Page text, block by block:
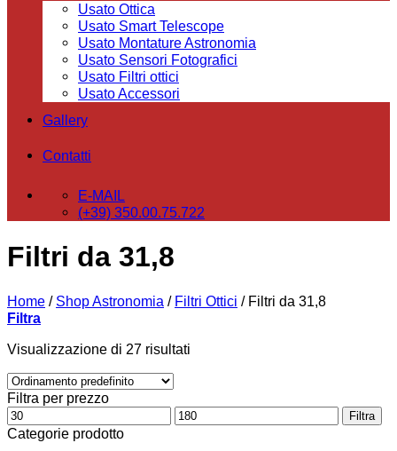
Usato Ottica
Usato Smart Telescope
Usato Montature Astronomia
Usato Sensori Fotografici
Usato Filtri ottici
Usato Accessori
Gallery
Contatti
E-MAIL
(+39) 350.00.75.722
Filtri da 31,8
Home / Shop Astronomia / Filtri Ottici /Filtri da 31,8
Filtra
Visualizzazione di 27 risultati
Filtra per prezzo
Prezzo
Min
Prezzo
Max
Filtra
Categorie prodotto